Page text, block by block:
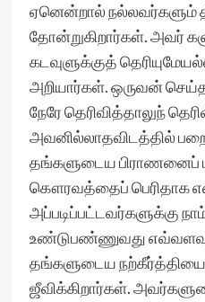
ஏனென்றால்
தோன்றுகிறார்கள். அவர்
கடவுளுக்குத்
அறியார்கள். ஒருவன்
நேரே தெரிவித்தாலுந்
அவனில்லாதவிடத்தில்
தங்களுடைய பிராணனைப்
கௌரவத்தைப் பெரிதாக
அப்படிப்பட்டவர்களுக்கு
உண்டுபண்ணுவது எவ்வளவு
தங்களுடைய
ஜீவிக்கிறார்கள்.